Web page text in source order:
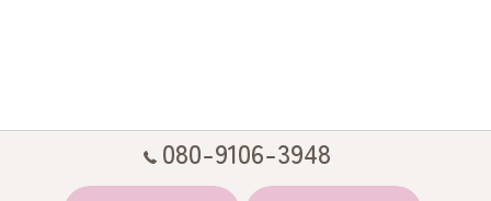
080-9106-3948